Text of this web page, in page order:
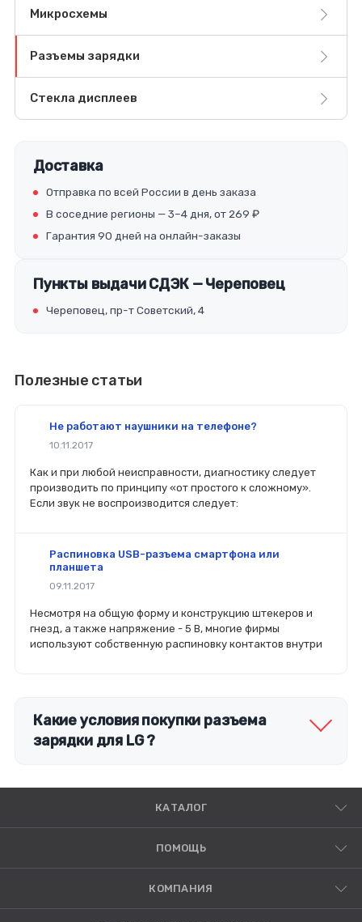
Микросхемы
Разъемы зарядки
Стекла дисплеев
Доставка
Отправка по всей России в день заказа
В соседние регионы — 3–4 дня, от 269 ₽
Гарантия 90 дней на онлайн-заказы
Пункты выдачи СДЭК — Череповец
Череповец, пр-т Советский, 4
Полезные статьи
Не работают наушники на телефоне?
10.11.2017
Как и при любой неисправности, диагностику следует
производить по принципу «от простого к сложному».
Если звук не воспроизводится следует:
Распиновка USB-разъема смартфона или
планшета
09.11.2017
Несмотря на общую форму и конструкцию штекеров и
гнезд, а также напряжение - 5 В, многие фирмы
используют собственную распиновку контактов внутри
Какие условия покупки разъема
зарядки для LG ?
КАТАЛОГ
ПОМОЩЬ
КОМПАНИЯ